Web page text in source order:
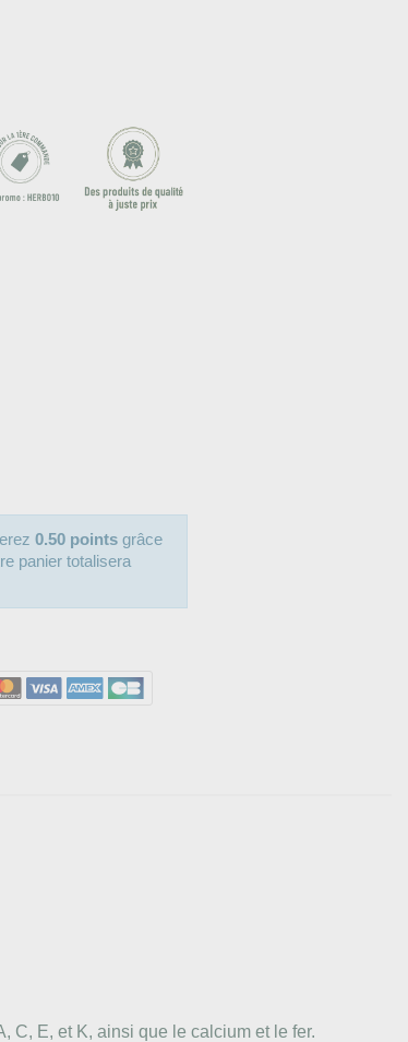
0.50 points grâce
panier totalisera
C, E, et K, ainsi que le calcium et le fer.